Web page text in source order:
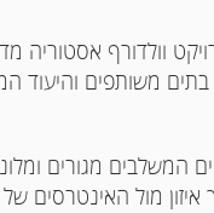
וולדורף אסטוריה
משותפים והיעוד
המשלבים מגורים
מול האינטרסים של